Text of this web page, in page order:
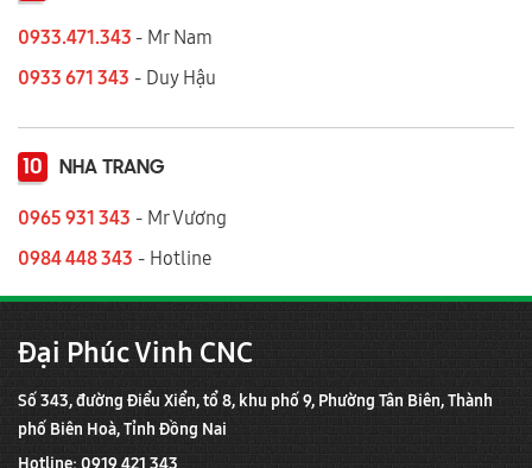
0933.471.343 - Mr Nam
0933 671 343 - Duy Hậu
10 NHA TRANG
0965 931 343 - Mr Vương
0984 448 343 - Hotline
Đại Phúc Vinh CNC
Số 343, đường Điểu Xiển, tổ 8, khu phố 9, Phường Tân Biên, Thành
phố Biên Hoà, Tỉnh Đồng Nai
Hotline: 0919 421 343